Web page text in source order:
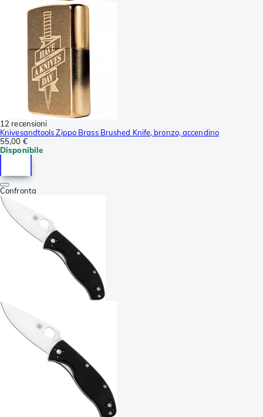
12 recensioni
Knivesandtools Zippo Brass Brushed Knife, bronzo, accendino
55,00 €
Disponibile
Confronta